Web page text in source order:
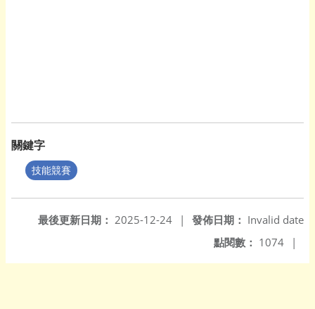
關鍵字
技能競賽
發佈日期： Invalid date
最後更新日期： 2025-12-24
|
點閱數： 1074 |